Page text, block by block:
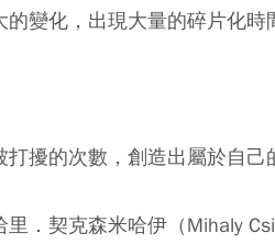
變化，出現大量的碎片化
擾的次數，創造出屬於自己
．契克森米哈伊（Mihaly